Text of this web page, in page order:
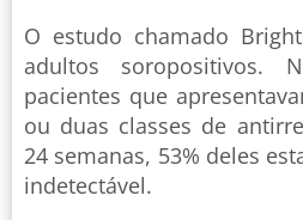
O estudo chamado
adultos soropositivos.
pacientes que
ou duas classes de
24 semanas, 53% deles
indetectável.